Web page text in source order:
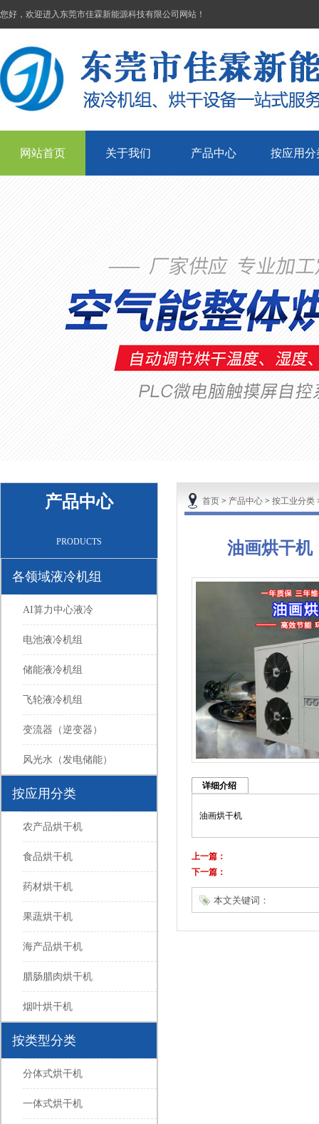
您好，欢迎进入东莞市佳霖新能源科技有限公司网站！
网站首页 关于我们 产品中心 按应用分
产品中心
PRODUCTS
各领域液冷机组
AI算力中心液冷
电池液冷机组
储能液冷机组
飞轮液冷机组
变流器（逆变器）
风光水（发电储能）
按应用分类
农产品烘干机
食品烘干机
药材烘干机
果蔬烘干机
海产品烘干机
腊肠腊肉烘干机
烟叶烘干机
按类型分类
分体式烘干机
一体式烘干机
首页 > 产品中心 > 按工业分类
油画烘干机
详细介绍
油画烘干机
上一篇：
下一篇：
本文关键词：